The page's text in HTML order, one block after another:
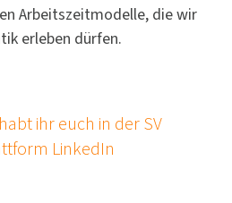
Arbeitszeitmodelle, die wir
erleben dürfen.
ihr euch in der SV
LinkedIn